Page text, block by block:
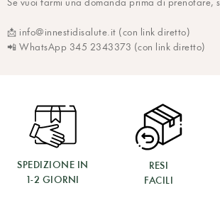
tempo per ritrovare il proprio ritmo di sonno,
📩 info@innestidisalute.it (con link diretto)
📲 WhatsApp 345 2343373 (con link diretto)
SPEDIZIONE IN
1-2 GIORNI
RESI
FACILI